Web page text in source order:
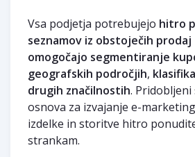
Vsa podjetja potrebujejo hitro
seznamov iz obstoječih prodaj
omogočajo segmentiranje
geografskih področjih,
drugih značilnostih. Pridobljeni
osnova za izvajanje e-
izdelke in storitve hitro
strankam.